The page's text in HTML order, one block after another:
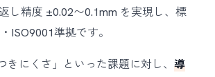
し精度 ±0.02〜0.1mm を実現し、標
ISO9001準拠です。
にくさ」といった課題に対し、 導